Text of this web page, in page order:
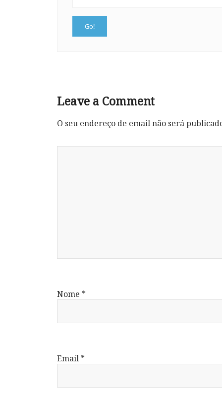
Leave a Comment
O seu endereço de email não será
Nome *
Email *